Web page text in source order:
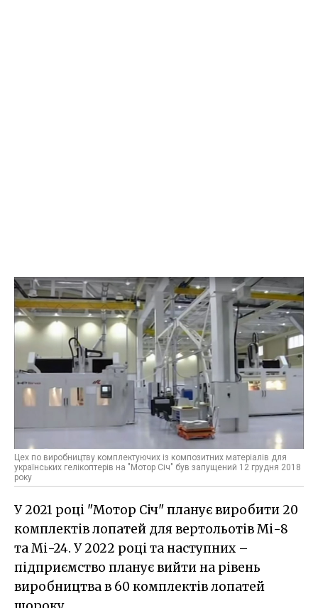
Цех по виробництву комплектуючих із композитних матеріалів для
українських гелікоптерів на "Мотор Січ" був запущений 12 грудня 2018
року
У 2021 році "Мотор Січ" планує виробити 20
комплектів лопатей для вертольотів Мі-8
та Мі-24. У 2022 році та наступних –
підприємство планує вийти на рівень
виробництва в 60 комплектів лопатей